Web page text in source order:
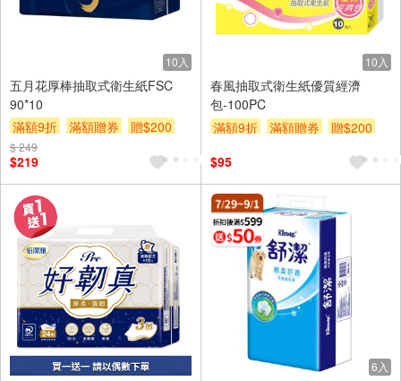
10入
五月花厚棒抽取式衛生紙FSC
90*10
滿額9折
滿額贈券 贈$200
$ 249
$219
10入
春風抽取式衛生紙優質經濟
包-100PC
滿額9折
滿額贈券
贈$200
$95
6入